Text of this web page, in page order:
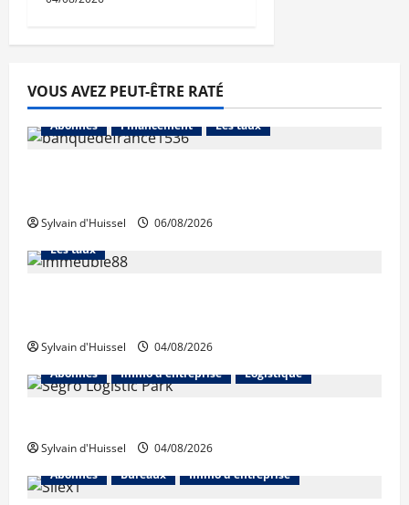
VOUS AVEZ PEUT-ÊTRE RATÉ
Abonnés Financement Les taux
Sylvain d'Huissel 06/08/2026
Abonnés Financement
Les taux
Sylvain d'Huissel
04/08/2026
Abonnés
Immo d'entreprise Logistique
Sylvain d'Huissel
04/08/2026
Abonnés
Bureaux Immo d'entreprise